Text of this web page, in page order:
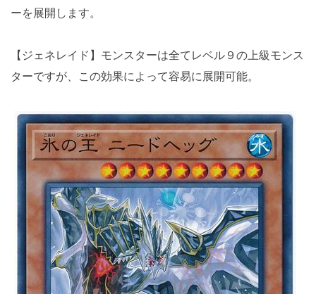
ーを展開します。
【ジェネレイド】モンスターは全てレベル９の上級モンス
ターですが、この効果によって容易に展開可能。